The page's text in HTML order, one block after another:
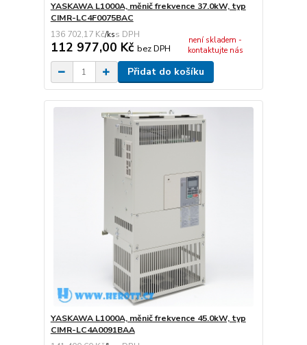
YASKAWA L1000A, měnič frekvence 37.0kW, typ
CIMR-LC4F0075BAC
136 702,17 Kč/ks
112 977,00 Kč bez DPH
není skladem -
kontaktujte nás
Přidat do košíku
YASKAWA L1000A, měnič frekvence 45.0kW, typ
CIMR-LC4A0091BAA